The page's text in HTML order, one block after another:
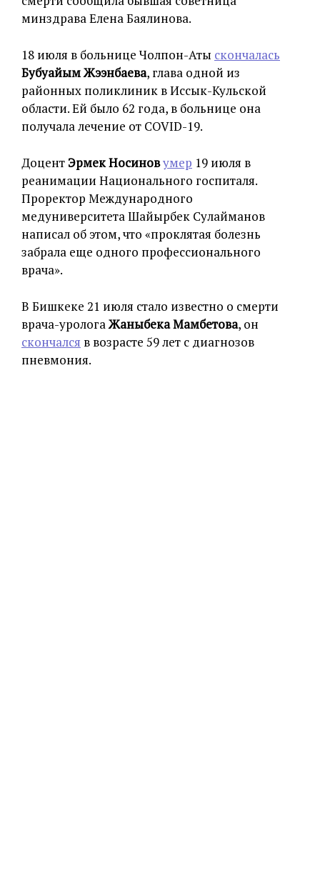
минздрава Елена Баялинова.
18 июля в больнице Чолпон-Аты скончалась
БубуайымЖээнбаева, глава одной из
районных поликлиник в Иссык-Кульской
области. Ей было 62 года, в больнице она
получала лечение от COVID-19.
Доцент Эрмек Носиновумер 19 июля в
реанимации Национального госпиталя.
Проректор Международного
медуниверситета Шайырбек Сулайманов
написал об этом, что «проклятая болезнь
забрала еще одного профессионального
врача».
В Бишкеке 21 июля стало известно о смерти
врача-урологаЖаныбека Мамбетова, он
скончался в возрасте 59 лет с диагнозов
пневмония.